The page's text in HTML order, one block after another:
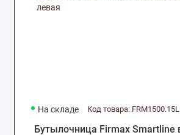
На складе Код товара: FRM1500.15L
Бутылочница Firmax Smartline